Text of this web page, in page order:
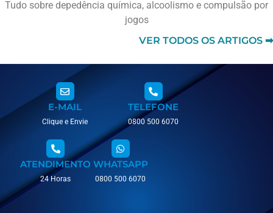
Tudo sobre depedência química, alcoolismo e compulsão por
jogos
VER TODOS OS ARTIGOS ➡
E-MAIL
Clique e Envie
TELEFONE
0800 500 6070
ATENDIMENTO
24 Horas
WHATSAPP
0800 500 6070